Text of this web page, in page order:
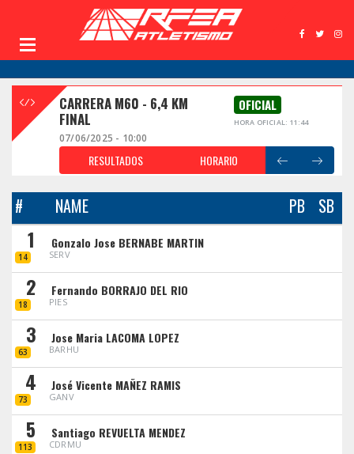
CARRERA M60 - 6,4 KM
FINAL
OFICIAL
HORA OFICIAL: 11:44
07/06/2025 - 10:00
RESULTADOS HORARIO
# NAME PB SB
1
14
Gonzalo Jose BERNABE MARTIN
SERV
2
18
Fernando BORRAJO DEL RIO
PIES
3
63
Jose Maria LACOMA LOPEZ
BARHU
4
73
José Vicente MAÑEZ RAMIS
GANV
5
113
Santiago REVUELTA MENDEZ
CDRMU